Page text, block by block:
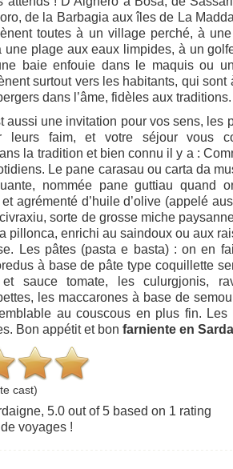
de la Barbagia aux îles de La
toutes à un village perché, à
une plage aux eaux limpides, à un
baie enfouie dans le maquis ou
surtout vers les habitants, qui sont
dans l’âme, fidèles aux traditions.
aussi une invitation pour vos sens, les
leurs faim, et votre séjour vous
la tradition et bien connu il y a :
Le pane carasau ou carta da
nommée pane guttiau quand
agrémenté d’huile d’olive (appelé
sorte de grosse miche
pillonca, enrichi au saindoux ou aux
Les pâtes (pasta e basta) : on en
à base de pâte type coquillette
sauce tomate, les culurgjonis,
les maccarones à base de
au couscous en plus fin. Les
Bon appétit et bon farniente en
cast)
, 5.0 out of5 based on 1 rating
voyages !